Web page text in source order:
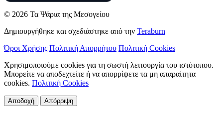
© 2026 Τα Ψάρια της Μεσογείου
Δημιουργήθηκε και σχεδιάστηκε από την Teraburn
Όροι Χρήσης Πολιτική Απορρήτου Πολιτική Cookies
Χρησιμοποιούμε cookies για τη σωστή λειτουργία του ιστότοπου.
Μπορείτε να αποδεχτείτε ή να απορρίψετε τα μη απαραίτητα
cookies. Πολιτική Cookies
Αποδοχή Απόρριψη